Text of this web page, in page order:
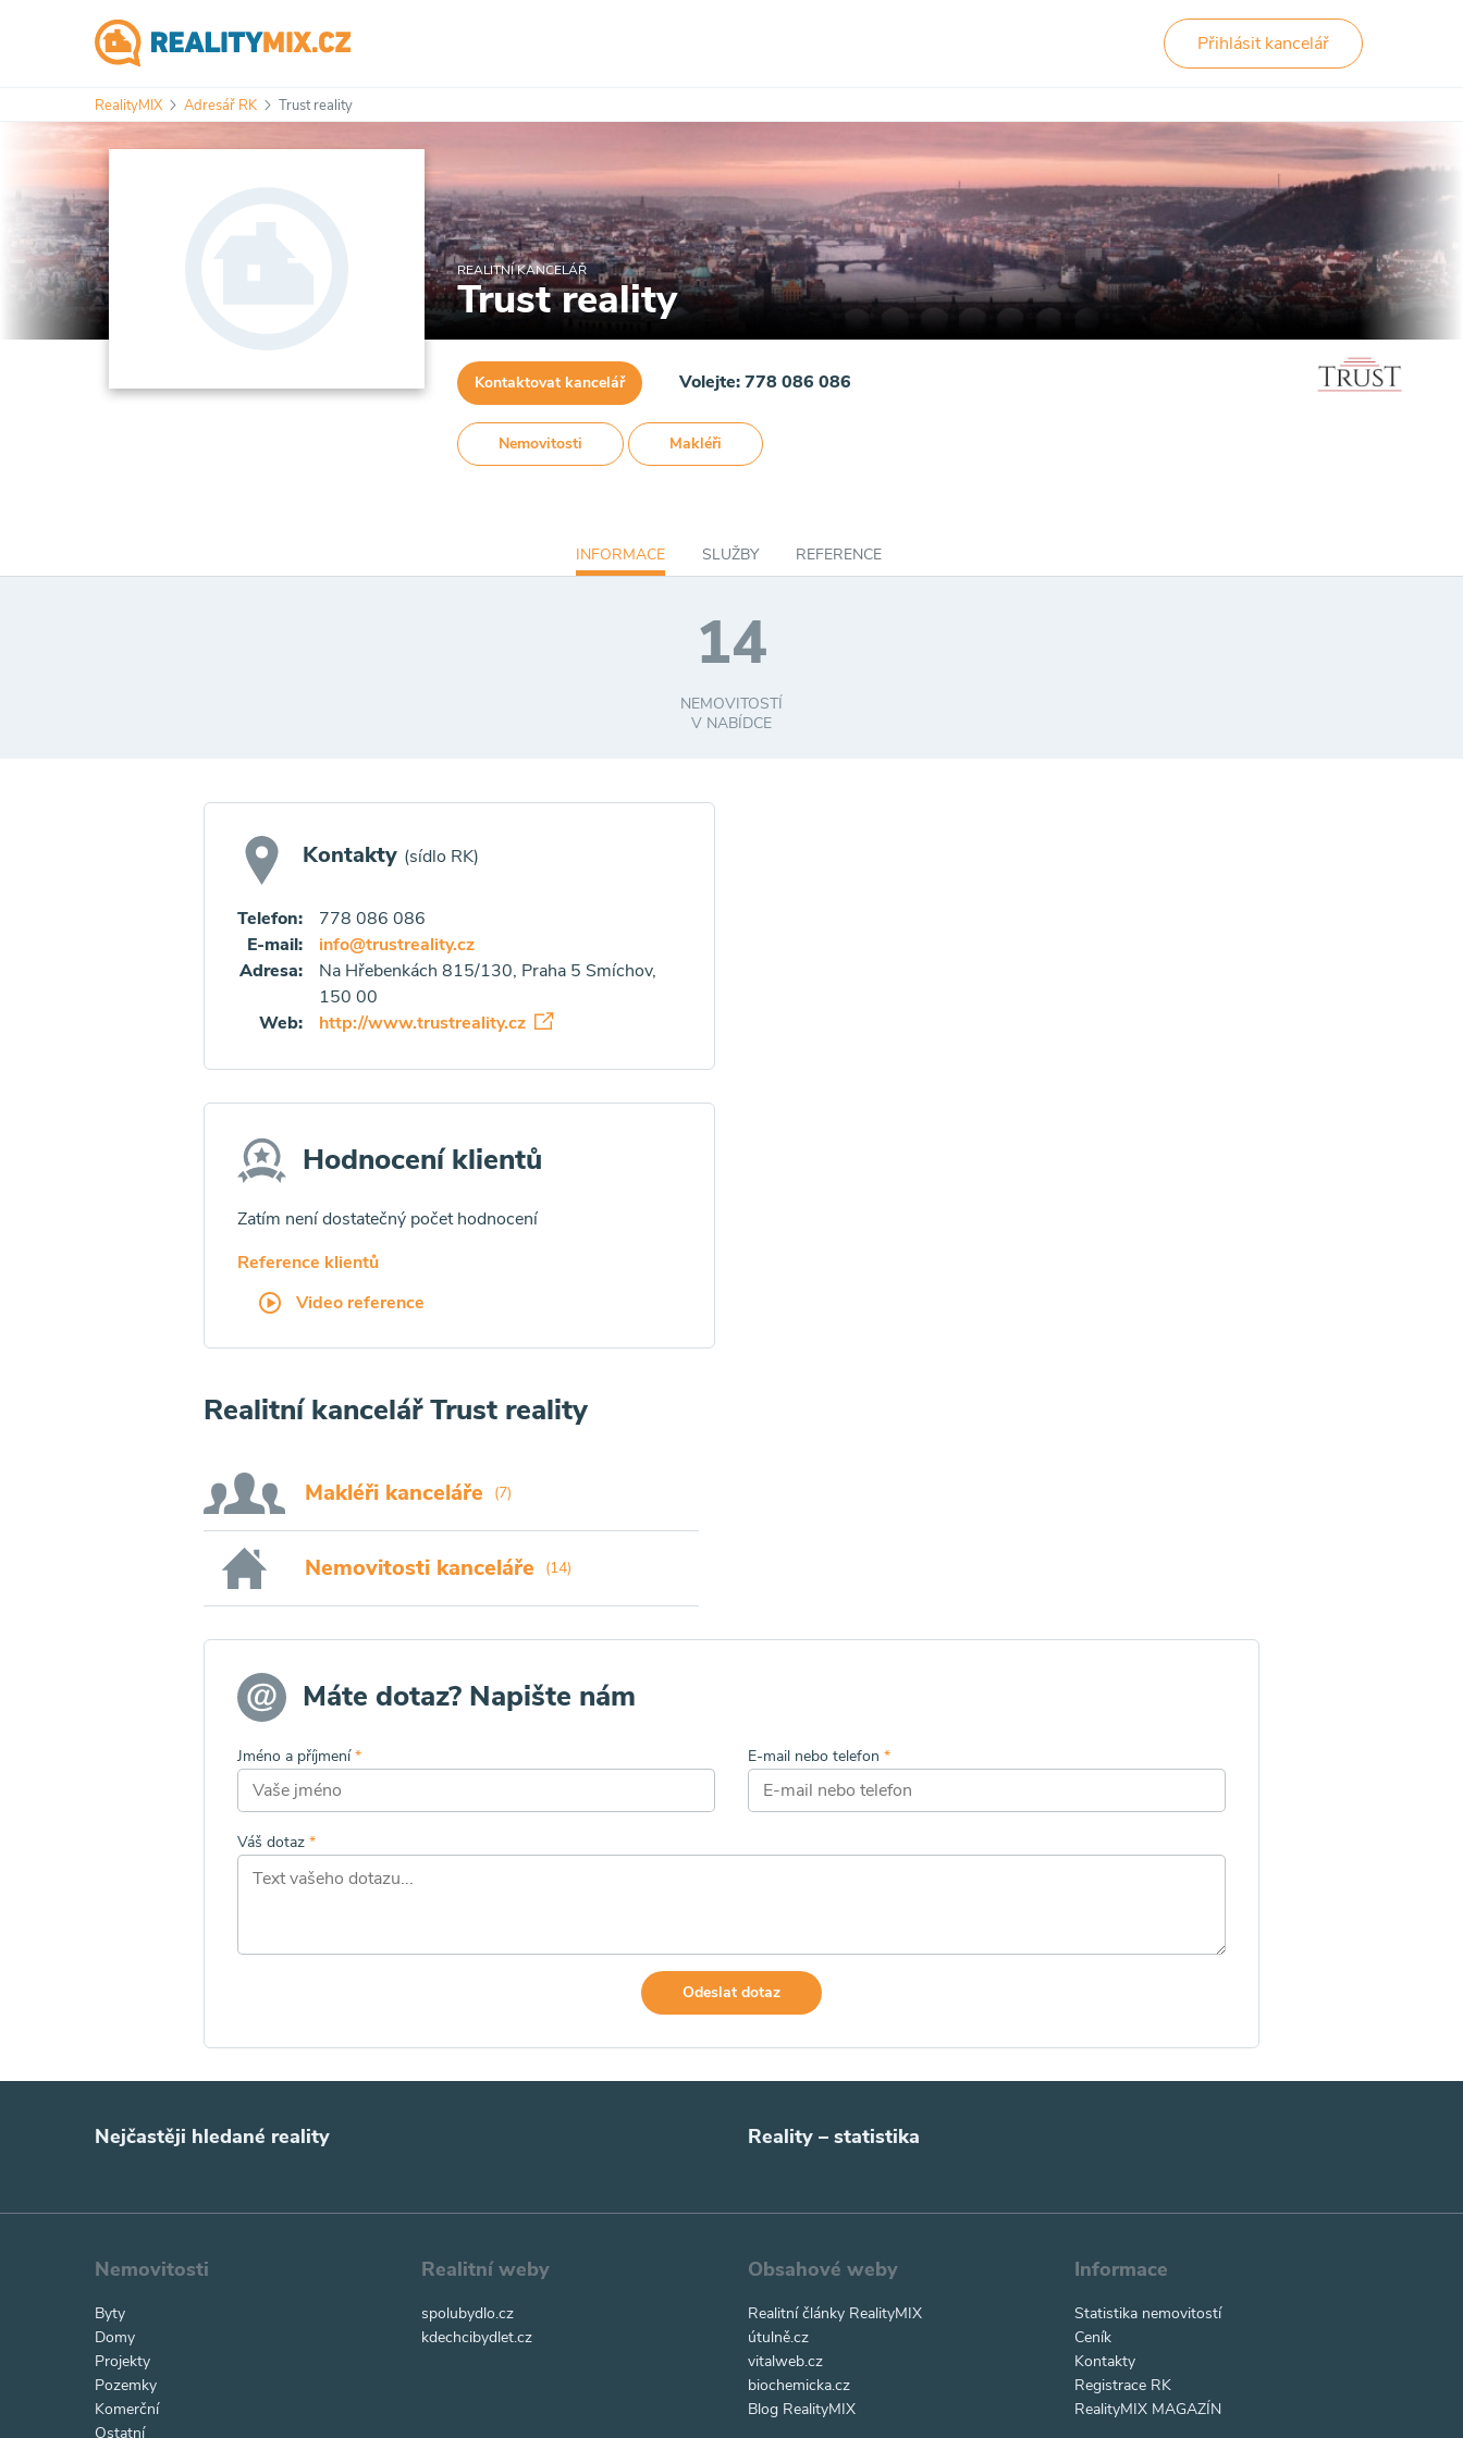
Přihlásit kancelář
RealityMIX Adresář RK Trust reality
REALITNÍ KANCELÁŘ
Trust reality
Kontaktovat kancelář Volejte: 778 086 086
Nemovitosti Makléři
INFORMACE SLUŽBY REFERENCE
14
NEMOVITOSTÍ
V NABÍDCE
Kontakty (sídlo RK)
Telefon:
778 086 086
E-mail:
info@trustreality.cz
Adresa:
Na Hřebenkách 815/130, Praha 5 Smíchov,
150 00
Web:
http://www.trustreality.cz
Hodnocení klientů
Zatím není dostatečný počet hodnocení
Reference klientů
Video reference
Realitní kancelář Trust reality
Makléři kanceláře (7)
Nemovitosti kanceláře (14)
Máte dotaz? Napište nám
Jméno a příjmení* E-mail nebo telefon *
Váš dotaz *
Odeslat dotaz
Nejčastěji hledané reality Reality – statistika
Nemovitosti
Byty
Domy
Projekty
Pozemky
Komerční
Ostatní
Realitní weby
spolubydlo.cz
kdechcibydlet.cz
Obsahové weby
Realitní články RealityMIX
útulně.cz
vitalweb.cz
biochemicka.cz
Blog RealityMIX
Informace
Statistika nemovitostí
Ceník
Kontakty
Registrace RK
RealityMIX MAGAZÍN